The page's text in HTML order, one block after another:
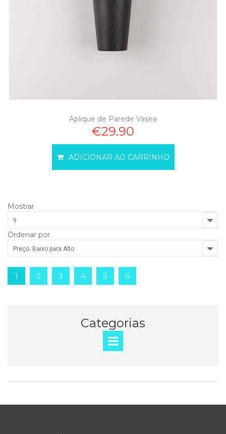
Aplique de Parede Vasea
€29.90
ADICIONAR AO CARRINHO
Mostrar
9
Ordenar por
Preço: Baixo para Alto
1 2 3 4 5 6
Categorias